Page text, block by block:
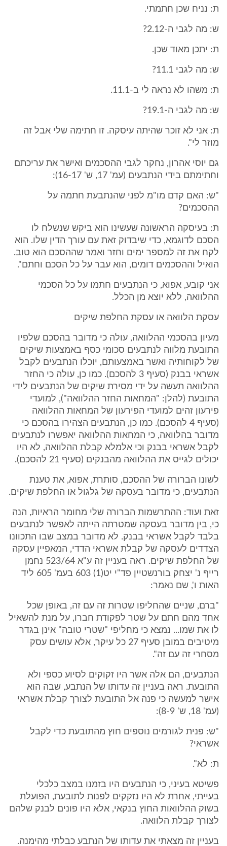
ת: נניח שכן חתמתי.
ש: מה לגבי ה-2.12?
ת: יתכן מאוד שכן.
ש: מה לגבי 11.1?
ת: משהו לא נראה לי ב-11.1.
ש: מה לגבי ה-19.1?
ת: אני לא זוכר שהיתה עיסקה. זו חתימה שלי אבל זה
מוזר לי".
גם יוסי אהרון, נחקר לגבי ההסכמים ואישר את עריכתם
וחתימתם בידי הנתבעים (עמ' 17, ש' 16-17):
"ש: האם קדם מו"מ לפני שהנתבעת חתמה על
ההסכמים?
ת: בעיסקה הראשונה שעשינו הוא ביקש שנשלח לו
הסכם לדוגמא, כדי שיבדוק זאת עם עורך הדין שלו. הוא
לקח את זה למספר ימים וחזר ואמר שההסכם הוא טוב.
הואיל וההסכמים דומים, הוא עבר על כל הסכם וחתם".
אני קובע, אפוא, כי הנתבעים חתמו על כל הסכמי
ההלוואה, ללא יוצא מן הכלל.
עסקת הלוואה או עסקת החלפת שיקים
מעיון בהסכמי ההלוואה, עולה כי מדובר בהסכם שלפיו
התובעת מלווה לנתבעים סכומי כסף באמצעות שיקים
של לקוחותיה ואשר באמצעותם, יוכלו הנתבעים לקבל
אשראי בבנק (סעיף 3 להסכם). כמו כן, עולה כי החזר
ההלוואה תעשה על ידי מסירת שיקים של הנתבעים לידי
התובעת (להלן: "המחאות החזר ההלוואה"), למועדי
פירעון זהים למועדי הפירעון של המחאות ההלוואה
(סעיף 4 להסכם). כמו כן, הנתבעים הצהירו בהסכם כי
מדובר בהלוואה, כי המחאות ההלוואה יאפשרו לנתבעים
לקבל אשראי בבנק וכי אלמלא קבלת ההלוואה, לא היו
יכולים לגייס את ההלוואה מהבנקים (סעיף 21 להסכם).
לשונו הברורה של ההסכם, סותרת, אפוא, את טענת
הנתבעים, כי מדובר בעסקה של גלגול או החלפת שיקים.
זאת ועוד: ההתרשמות הברורה שלי מחומר הראיות, הנה
כי, בין מדובר בעסקה שמטרתה הייתה לאפשר לנתבעים
בלבד לקבל אשראי בבנק. לא מדובר במצב שבו התכוונו
הצדדים לעסקה של קבלת אשראי הדדי, המאפיין עסקה
של החלפת שיקים. ראה בעניין זה ע"א 523/64 נחמן
רייף נ' יצחק בורנשטיין פד"י יט(1) 603 בעמ' 605 ליד
האות ו', שם נאמר:
"ברם, שניים שהחליפו שטרות זה עם זה, באופן שכל
אחד מהם חתם על שטר לפקודת חברו, על מנת להשאיל
לו את שמו... נמצא כי מחליפי "שטרי טובה" אינן בגדר
מיטיבים במובן סעיף 27 כל עיקר, אלא עושים עסק
מסחרי זה עם זה".
הנתבעים, הם אלה אשר היו זקוקים לסיוע כספי ולא
התובעת. ראה בעניין זה עדותו של הנתבע, שבה הוא
אישר למעשה כי פנה אל התובעת לצורך קבלת אשראי
(עמ' 18, ש' 8-9):
"ש: פנית לגורמים נוספים חוץ מהתובעת כדי לקבל
אשראי?
ת: לא".
פשיטא בעיני, כי הנתבעים היו בזמנו במצב כלכלי
בעייתי, אחרת לא היו נזקקים לפנות לתובעת, הפועלת
בשוק ההלוואות החוץ בנקאי, אלא היו פונים לבנק שלהם
לצורך קבלת הלוואה.
בעניין זה מצאתי את עדותו של הנתבע כבלתי מהימנה.